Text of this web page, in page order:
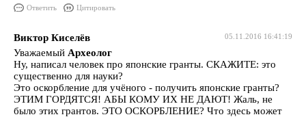
Ответить Цитировать
05.11.2016 16:41:19
Виктор Киселёв
Уважаемый Археолог
Ну, написал человек про японские гранты. СКАЖИТЕ: это
существенно для науки?
Это оскорбление для учёного - получить японские гранты?
ЭТИМ ГОРДЯТСЯ! АБЫ КОМУ ИХ НЕ ДАЮТ! Жаль, не
было этих грантов. ЭТО ОСКОРБЛЕНИЕ? Что здесь может